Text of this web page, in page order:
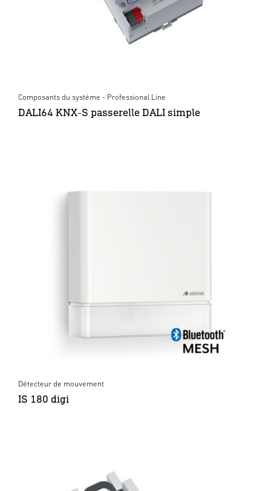
Composants du système - Professional Line
DALI64 KNX-S passerelle DALI simple
Détecteur de mouvement
IS 180 digi